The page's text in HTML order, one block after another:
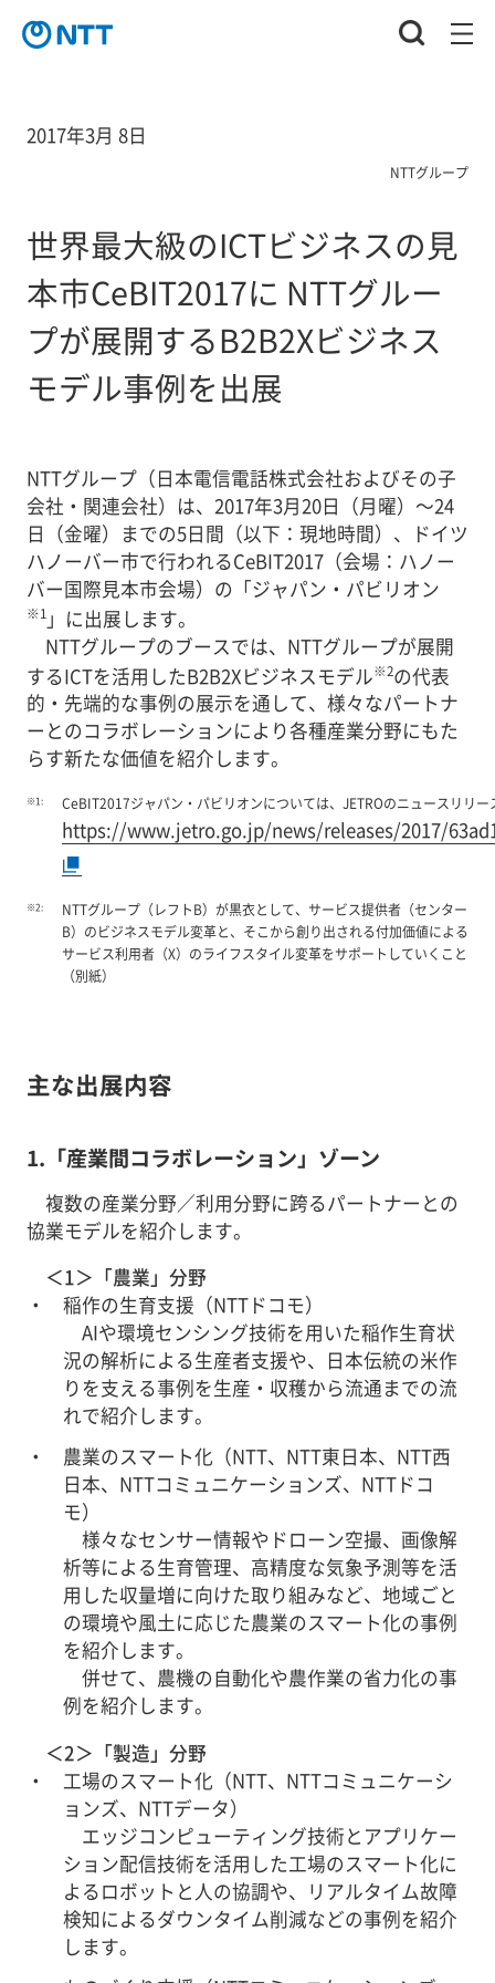
2017年3月 8日
NTTグループ
世界最大級のICTビジネスの見
本市CeBIT2017に NTTグルー
プが展開するB2B2Xビジネス
モデル事例を出展
NTTグループ（日本電信電話株式会社およびその子
会社・関連会社）は、2017年3月20日（月曜）～24
日（金曜）までの5日間（以下：現地時間）、ドイツ
ハノーバー市で行われるCeBIT2017（会場：ハノー
バー国際見本市会場）の「ジャパン・パビリオン
※1」に出展します。
NTTグループのブースでは、NTTグループが展開
するICTを活用したB2B2Xビジネスモデル※2の代表
的・先端的な事例の展示を通して、様々なパートナ
ーとのコラボレーションにより各種産業分野にもた
らす新たな価値を紹介します。
※1: CeBIT2017ジャパン・パビリオンについては、JETROのニュースリリー
https://www.jetro.go.jp/news/releases/2017/
※2:
NTTグループ（レフトB）が黒衣として、サービス提供者（センター
B）のビジネスモデル変革と、そこから創り出される付加価値による
サービス利用者（X）のライフスタイル変革をサポートしていくこと
（別紙）
主な出展内容
1.「産業間コラボレーション」ゾーン
複数の産業分野／利用分野に跨るパートナーとの
協業モデルを紹介します。
＜1＞「農業」分野
稲作の生育支援（NTTドコモ）
AIや環境センシング技術を用いた稲作生育状
況の解析による生産者支援や、日本伝統の米作
りを支える事例を生産・収穫から流通までの流
れで紹介します。
農業のスマート化（NTT、NTT東日本、NTT西
日本、NTTコミュニケーションズ、NTTドコ
モ）
様々なセンサー情報やドローン空撮、画像解
析等による生育管理、高精度な気象予測等を活
用した収量増に向けた取り組みなど、地域ごと
の環境や風土に応じた農業のスマート化の事例
を紹介します。
併せて、農機の自動化や農作業の省力化の事
例を紹介します。
＜2＞「製造」分野
工場のスマート化（NTT、NTTコミュニケーシ
ョンズ、NTTデータ）
エッジコンピューティング技術とアプリケー
ション配信技術を活用した工場のスマート化に
よるロボットと人の協調や、リアルタイム故障
検知によるダウンタイム削減などの事例を紹介
します。